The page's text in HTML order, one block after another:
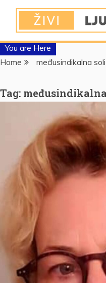
You are Here
Home
međusindikalna
Tag: